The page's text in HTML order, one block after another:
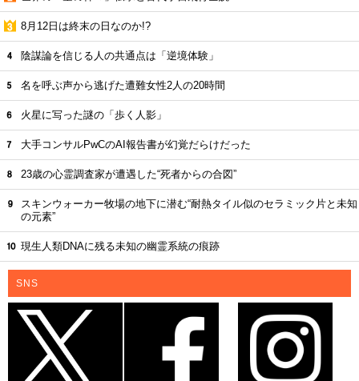
8月12日は終末の日なのか!?
陰謀論を信じる人の共通点は「逆境体験」
名を呼ぶ声から逃げた遭難女性2人の20時間
火星に写った謎の「歩く人影」
大手コンサルPwCのAI報告書が幻覚だらけだった
23歳の心霊調査家が遭遇した“死者からの合図”
スキンウォーカー牧場の地下に潜む“耐熱タイル似のセラミック片と未知
の元素”
現生人類DNAに残る未知の幽霊系統の痕跡
SNS